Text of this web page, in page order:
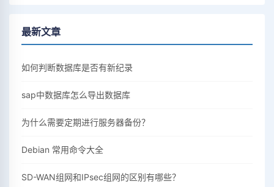
最新文章
如何判断数据库是否有新纪录
sap中数据库怎么导出数据库
为什么需要定期进行服务器备份？
Debian 常用命令大全
SD-WAN组网和IPsec组网的区别有哪些？